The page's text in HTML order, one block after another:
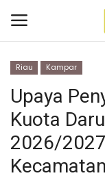
Beranda
Contact
Riau Kampar
Upaya
Kuota
2026/